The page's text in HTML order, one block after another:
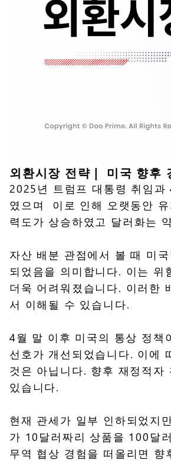
외환시장 전략 | 미국 향후
2025년 트럼프 대통령 취임과
였으며 이로 인해 오랫동안
력도가 상승하였고 달러화는
자산 배분 관점에서 볼 때 미
되었음을 의미합니다. 이는
더욱 어려워졌습니다. 이러한
서 이해될 수 있습니다.
4월 말 이후 미국의 통상 정책
선호가 개선되었습니다. 이에
것은 아닙니다. 향후 재정적
있습니다.
현재 관세가 일부 인하되었지
가 10달러짜리 상품을 100달
무역 협상 경험을 떠올리면